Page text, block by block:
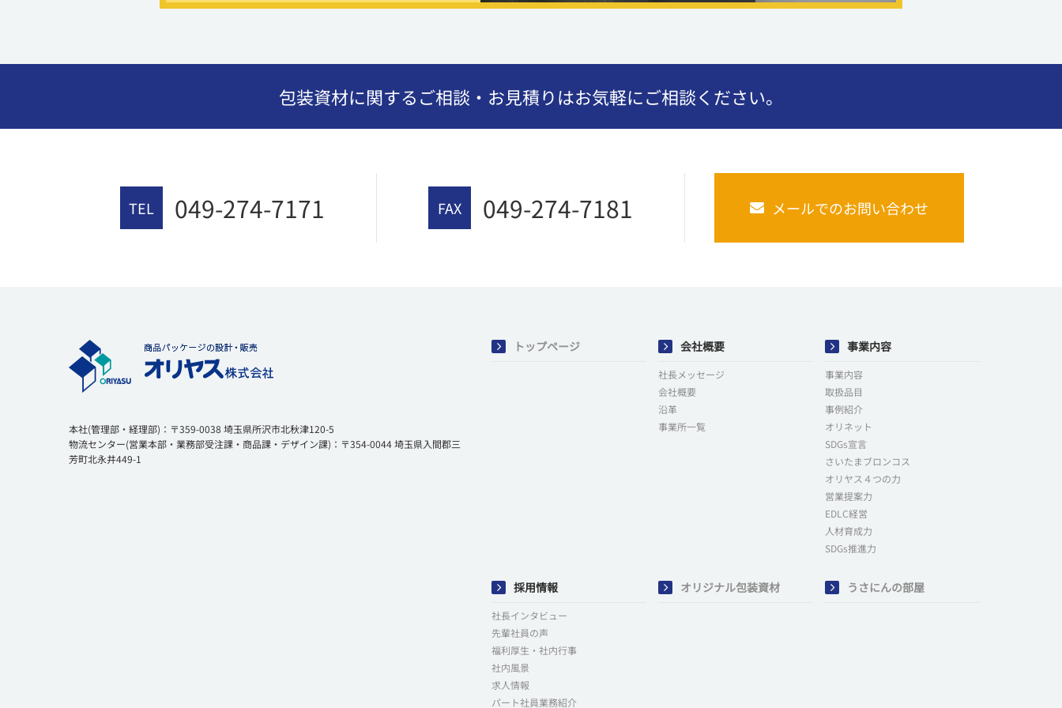
包装資材に関するご相談・お見積りはお気軽にご相談ください。
TEL 049-274-7171 FAX 049-274-7181 メールでのお問い合わせ
本社(管理部・経理部)：〒359-0038 埼玉県所沢市北秋津120-5
物流センター(営業本部・業務部受注課・商品課・デザイン課)：〒354-0044 埼玉県入間郡三
芳町北永井449-1
トップページ 会社概要
社長メッセージ
会社概要
沿革
事業所一覧
事業内容
事業内容
取扱品目
事例紹介
オリネット
SDGs宣言
さいたまブロンコス
オリヤス４つの力
営業提案力
EDLC経営
人材育成力
SDGs推進力
採用情報
社長インタビュー
先輩社員の声
福利厚生・社内行事
社内風景
求人情報
パート社員業務紹介
オリジナル包装資材 うさにんの部屋